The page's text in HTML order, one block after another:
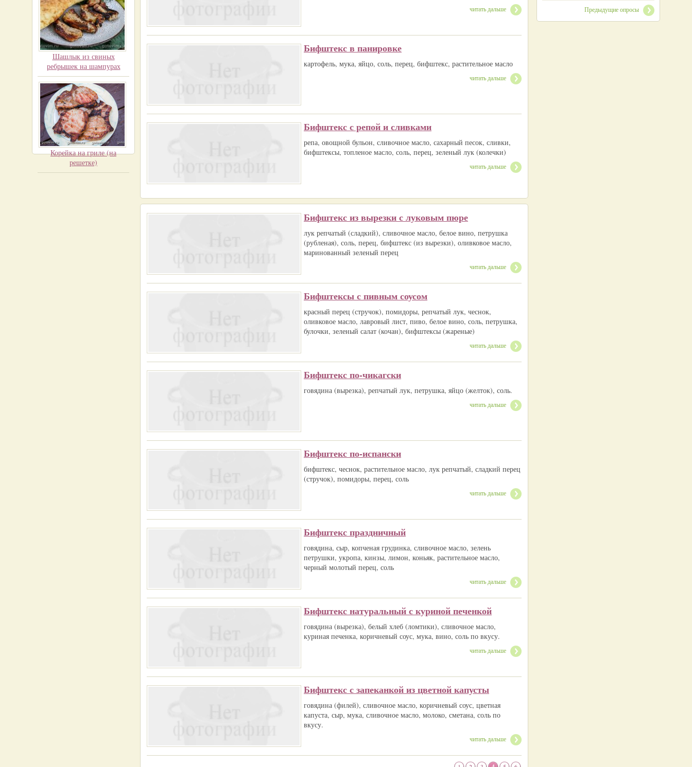
Шашлык из свиных
ребрышек на шампурах
Корейка на гриле (на
решетке)
читать дальше
Бифштекс в панировке
картофель, мука, яйцо, соль, перец, бифштекс, растительное масло
читать дальше
Бифштекс с репой и сливками
репа, овощной бульон, сливочное масло, сахарный песок, сливки,
бифштексы, топленое масло, соль, перец, зеленый лук (колечки)
читать дальше
Бифштекс из вырезки с луковым пюре
лук репчатый (сладкий), сливочное масло, белое вино, петрушка
(рубленая), соль, перец, бифштекс (из вырезки), оливковое масло,
маринованный зеленый перец
читать дальше
Бифштексы с пивным соусом
красный перец (стручок), помидоры, репчатый лук, чеснок,
оливковое масло, лавровый лист, пиво, белое вино, соль, петрушка,
булочки, зеленый салат (кочан), бифштексы (жареные)
читать дальше
Бифштекс по-чикагски
говядина (вырезка), репчатый лук, петрушка, яйцо (желток), соль.
читать дальше
Бифштекс по-испански
бифштекс, чеснок, растительное масло, лук репчатый, сладкий перец
(стручок), помидоры, перец, соль
читать дальше
Бифштекс праздничный
говядина, сыр, копченая грудинка, сливочное масло, зелень
петрушки, укропа, кинзы, лимон, коньяк, растительное масло,
черный молотый перец, соль
читать дальше
Бифштекс натуральный с куриной печенкой
говядина (вырезка), белый хлеб (ломтики), сливочное масло,
куриная печенка, коричневый соус, мука, вино, соль по вкусу.
читать дальше
Бифштекс с запеканкой из цветной капусты
говядина (филей), сливочное масло, коричневый соус, цветная
капуста, сыр, мука, сливочное масло, молоко, сметана, соль по
вкусу.
читать дальше
Предыдущие опросы